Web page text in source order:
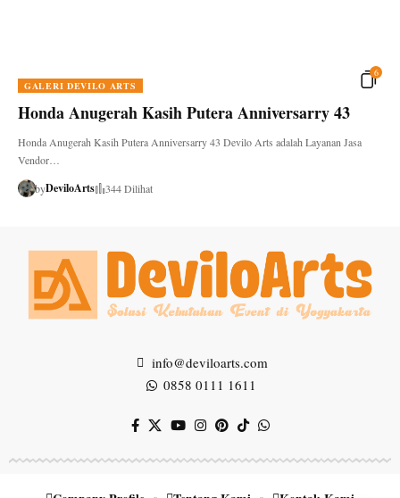
6
GALERI DEVILO ARTS
Honda Anugerah Kasih Putera Anniversarry 43
Honda Anugerah Kasih Putera Anniversarry 43 Devilo Arts adalah Layanan Jasa
Vendor…
byDeviloArts 344 Dilihat
info@deviloarts.com
0858 0111 1611